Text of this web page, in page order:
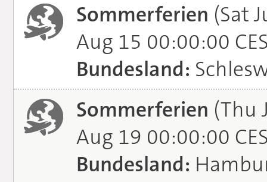
Sommerferien (Sat
Aug 15 00:00:00
Bundesland:
Sommerferien (Thu
Aug 19 00:00:00
Bundesland: